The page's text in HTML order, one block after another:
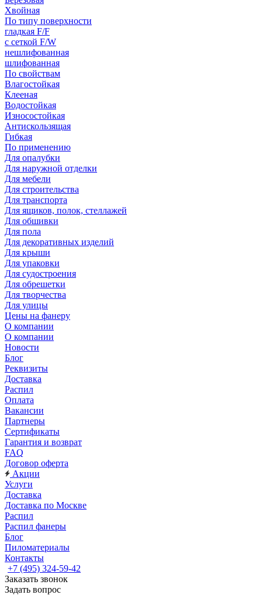
Хвойная
По типу поверхности
гладкая F/F
с сеткой F/W
нешлифованная
шлифованная
По свойствам
Влагостойкая
Клееная
Водостойкая
Износостойкая
Антискользящая
Гибкая
По применению
Для опалубки
Для наружной отделки
Для мебели
Для строительства
Для транспорта
Для ящиков, полок, стеллажей
Для обшивки
Для пола
Для декоративных изделий
Для крыши
Для упаковки
Для судостроения
Для обрешетки
Для творчества
Для улицы
Цены на фанеру
О компании
О компании
Новости
Блог
Реквизиты
Доставка
Распил
Оплата
Вакансии
Партнеры
Сертификаты
Гарантия и возврат
FAQ
Договор оферта
Акции
Услуги
Доставка
Доставка по Москве
Распил
Распил фанеры
Блог
Пиломатериалы
Контакты
+7 (495) 324-59-42
Заказать звонок
Задать вопрос